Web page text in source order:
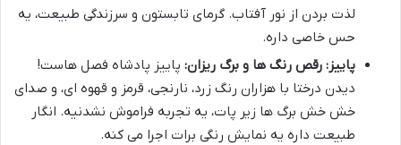
لذت بردن از نور آفتاب. گرمای تابستون و سرزندگی طبیعت، یه
حس خاصی داره.
پاییز: رقص رنگ ها و برگ ریزان: پاییز پادشاه فصل هاست!
دیدن درختا با هزاران رنگ زرد، نارنجی، قرمز و قهوه ای، و صدای
خش خش برگ ها زیر پات، یه تجربه فراموش نشدنیه. انگار
طبیعت داره یه نمایش رنگی برات اجرا می کنه.